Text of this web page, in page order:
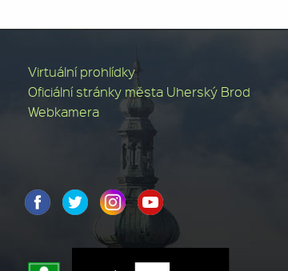
Virtuální prohlídky
Oficiální stránky města Uherský Brod
Webkamera